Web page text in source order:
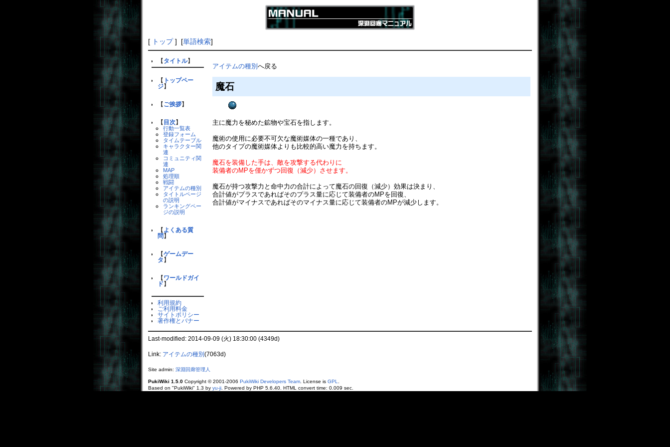
[ トップ] [単語検索]
【 タイトル】
【 トップペー
ジ】
【ご挨拶】
【目次】
行動一覧表
登録フォーム
タイムテーブル
キャラクター関
連
コミュニティ関
連
MAP
処理順
戦闘
アイテムの種別
タイトルページ
の説明
ランキングペー
ジの説明
【 よくある質
問】
【ゲームデー
タ】
【ワールドガイ
ド】
利用規約
ご利用料金
サイトポリシー
著作権とバナー
アイテムの種別へ戻る
魔石
主に魔力を秘めた鉱物や宝石を指します。
魔術の使用に必要不可欠な魔術媒体の一種であり、
他のタイプの魔術媒体よりも比較的高い魔力を持ちます。
魔石を装備した手は、敵を攻撃する代わりに
装備者のMPを僅かずつ回復（減少）させます。
魔石が持つ攻撃力と命中力の合計によって魔石の回復（減少）効果は決まり、
合計値がプラスであればそのプラス量に応じて装備者のMPを回復、
合計値がマイナスであればそのマイナス量に応じて装備者のMPが減少します。
Last-modified: 2014-09-09 (火) 18:30:00 (4349d)
Link: アイテムの種別 (7063d)
Site admin: 深淵回廊管理人
PukiWiki 1.5.0 Copyright © 2001-2006 PukiWiki Developers Team . License is GPL
Based on "PukiWiki" 1.3 by yu-ji . Powered by PHP 5.6.40. HTML convert time: 0.009 sec.